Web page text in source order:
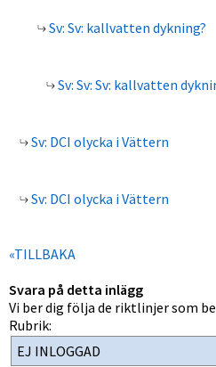
Sv: Sv: kallvatten dykning?
Sv: Sv: Sv: kallvatten
Sv: DCI olycka i Vättern
Sv: DCI olycka i Vättern
«TILLBAKA
Svara på detta inlägg
Vi ber dig följa de riktlinjer som
Rubrik: